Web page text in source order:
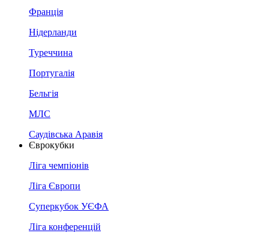
Франція
Нідерланди
Туреччина
Португалія
Бельгія
МЛС
Саудівська Аравія
Єврокубки
Ліга чемпіонів
Ліга Європи
Суперкубок УЄФА
Ліга конференцій